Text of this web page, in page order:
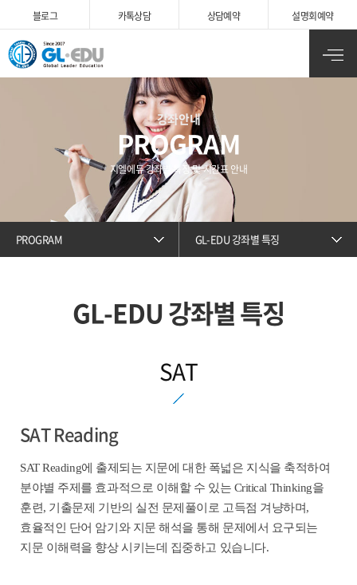
설명회예약
상담예약
카톡상담
블로그
강좌안내
PROGRAM
지엘에듀 강좌별 특징 및 시간표 안내
PROGRAM GL-EDU 강좌별 특징
GL-EDU 강좌별 특징
SAT
SAT Reading
SAT Reading에 출제되는 지문에 대한 폭넓은 지식을 축적하여
분야별 주제를 효과적으로 이해할 수 있는 Critical Thinking을
훈련, 기출문제 기반의 실전 문제풀이로 고득점 겨냥하며,
효율적인 단어 암기와 지문 해석을 통해 문제에서 요구되는
지문 이해력을 향상 시키는데 집중하고 있습니다.